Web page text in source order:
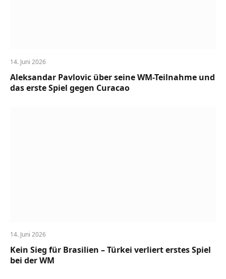
14. Juni 2026
Aleksandar Pavlovic über seine WM-Teilnahme und
das erste Spiel gegen Curacao
14. Juni 2026
Kein Sieg für Brasilien – Türkei verliert erstes Spiel
bei der WM